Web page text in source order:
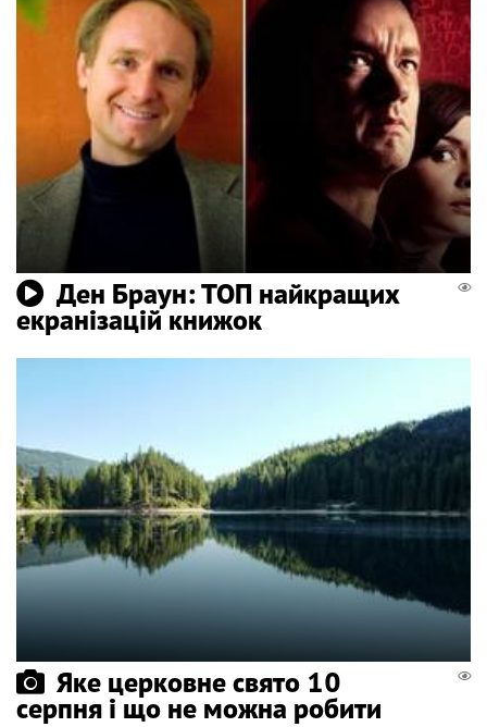
Ден Браун: ТОП найкращих
екранізацій книжок
Яке церковне свято 10
серпня і що не можна робити